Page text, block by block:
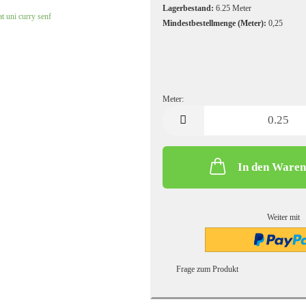
Leinen uni
Sweatshirt/French Terry
Lagerbestand: 6.25 Meter
Mindestbestellmenge (Meter): 0,25
Meter:
Meter
In den
Weiter mit
Frage zum Produkt